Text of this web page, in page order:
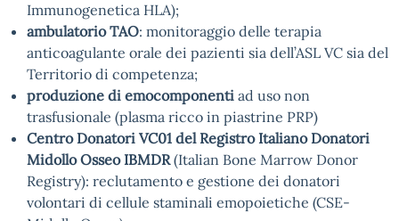
Immunogenetica HLA);
ambulatorio TAO: monitoraggio delle terapia
anticoagulante orale dei pazienti sia dell’ASL VC sia del
Territorio di competenza;
produzione di emocomponentiad uso non
trasfusionale (plasma ricco in piastrine PRP)
Centro Donatori VC01 del Registro Italiano Donatori
Midollo Osseo IBMDR(Italian Bone Marrow Donor
Registry): reclutamento e gestione dei donatori
volontari di cellule staminali emopoietiche (CSE-